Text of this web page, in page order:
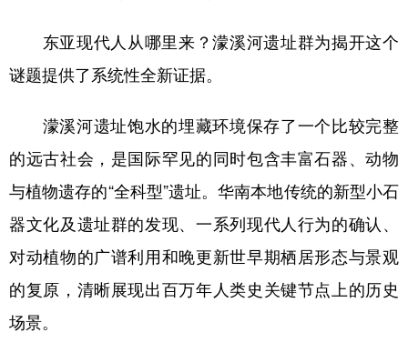
东亚现代人从哪里来？濛溪河遗址群为揭开这个
谜题提供了系统性全新证据。
濛溪河遗址饱水的埋藏环境保存了一个比较完整
的远古社会，是国际罕见的同时包含丰富石器、动物
与植物遗存的“全科型”遗址。华南本地传统的新型小石
器文化及遗址群的发现、一系列现代人行为的确认、
对动植物的广谱利用和晚更新世早期栖居形态与景观
的复原，清晰展现出百万年人类史关键节点上的历史
场景。